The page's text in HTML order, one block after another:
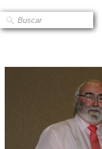
Que es la ARSA
Hacerse socio
Log diploma en Pdf
Sistemas Digitales